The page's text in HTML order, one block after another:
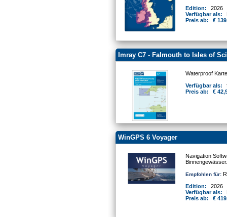
Edition:
2026
Verfügbar als:
Preis ab:
€
Imray C7 - Falmouth to Isles of
Waterproof
Verfügbar als:
Preis ab:
€
WinGPS 6 Voyager
Navigation
Binnengewässer.
Empfohlen für:
Edition:
2026
Verfügbar als:
Preis ab:
€